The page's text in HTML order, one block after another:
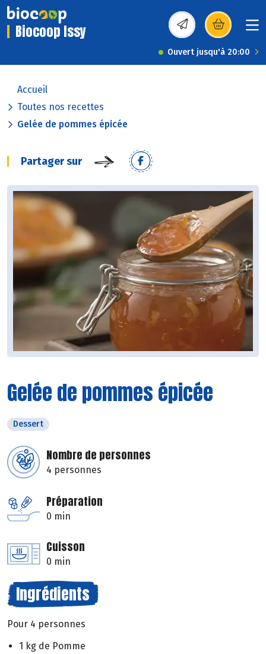
Biocoop Issy (s’ouvre dans une
Ouvert jusqu'à 20:00
Accueil
Toutes nos recettes
Gelée de pommes épicée
Partager sur
Gelée de pommes épicée
Dessert
Nombre de personnes
4 personnes
Préparation
0 min
Cuisson
0 min
Ingrédients
Pour 4 personnes
1 kg de Pomme